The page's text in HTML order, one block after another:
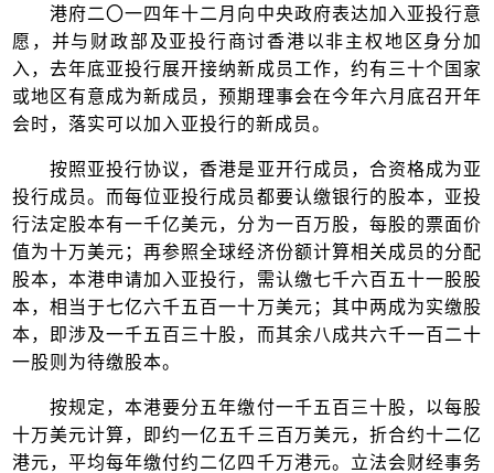
港府二〇一四年十二月向中央政府表达加入亚投行意
愿，并与财政部及亚投行商讨香港以非主权地区身分加
入，去年底亚投行展开接纳新成员工作，约有三十个国家
或地区有意成为新成员，预期理事会在今年六月底召开年
会时，落实可以加入亚投行的新成员。
按照亚投行协议，香港是亚开行成员，合资格成为亚
投行成员。而每位亚投行成员都要认缴银行的股本，亚投
行法定股本有一千亿美元，分为一百万股，每股的票面价
值为十万美元；再参照全球经济份额计算相关成员的分配
股本，本港申请加入亚投行，需认缴七千六百五十一股股
本，相当于七亿六千五百一十万美元；其中两成为实缴股
本，即涉及一千五百三十股，而其余八成共六千一百二十
一股则为待缴股本。
按规定，本港要分五年缴付一千五百三十股，以每股
十万美元计算，即约一亿五千三百万美元，折合约十二亿
港元，平均每年缴付约二亿四千万港元。立法会财经事务